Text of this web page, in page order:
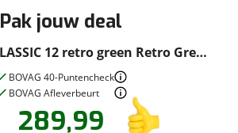
Pak jouw deal
12 retro green Retro Green
2026
BOVAG 40-Puntencheck
BOVAG Afleverbeurt
289,99
eenproefrit
vraag!